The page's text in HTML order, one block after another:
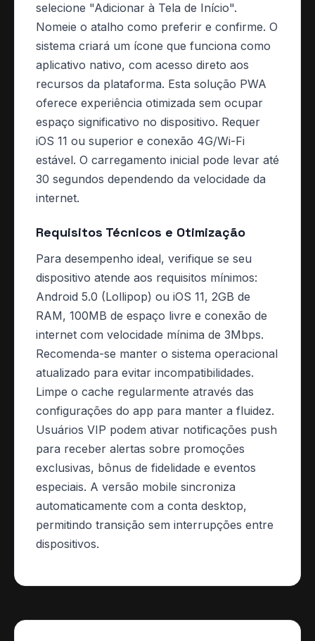
selecione "Adicionar à Tela de Início".
Nomeie o atalho como preferir e confirme. O
sistema criará um ícone que funciona como
aplicativo nativo, com acesso direto aos
recursos da plataforma. Esta solução PWA
oferece experiência otimizada sem ocupar
espaço significativo no dispositivo. Requer
iOS 11 ou superior e conexão 4G/Wi-Fi
estável. O carregamento inicial pode levar até
30 segundos dependendo da velocidade da
internet.
Requisitos Técnicos e Otimização
Para desempenho ideal, verifique se seu
dispositivo atende aos requisitos mínimos:
Android 5.0 (Lollipop) ou iOS 11, 2GB de
RAM, 100MB de espaço livre e conexão de
internet com velocidade mínima de 3Mbps.
Recomenda-se manter o sistema operacional
atualizado para evitar incompatibilidades.
Limpe o cache regularmente através das
configurações do app para manter a fluidez.
Usuários VIP podem ativar notificações push
para receber alertas sobre promoções
exclusivas, bônus de fidelidade e eventos
especiais. A versão mobile sincroniza
automaticamente com a conta desktop,
permitindo transição sem interrupções entre
dispositivos.